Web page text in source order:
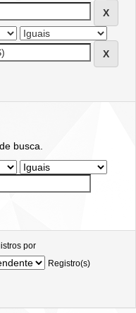
busca.
por
Registro(s)